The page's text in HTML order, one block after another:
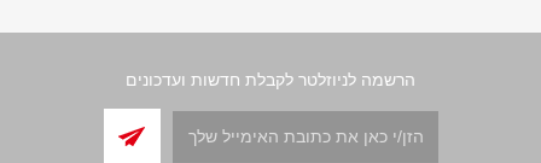
הרשמה לניוזלטר לקבלת חדשות ועדכונים